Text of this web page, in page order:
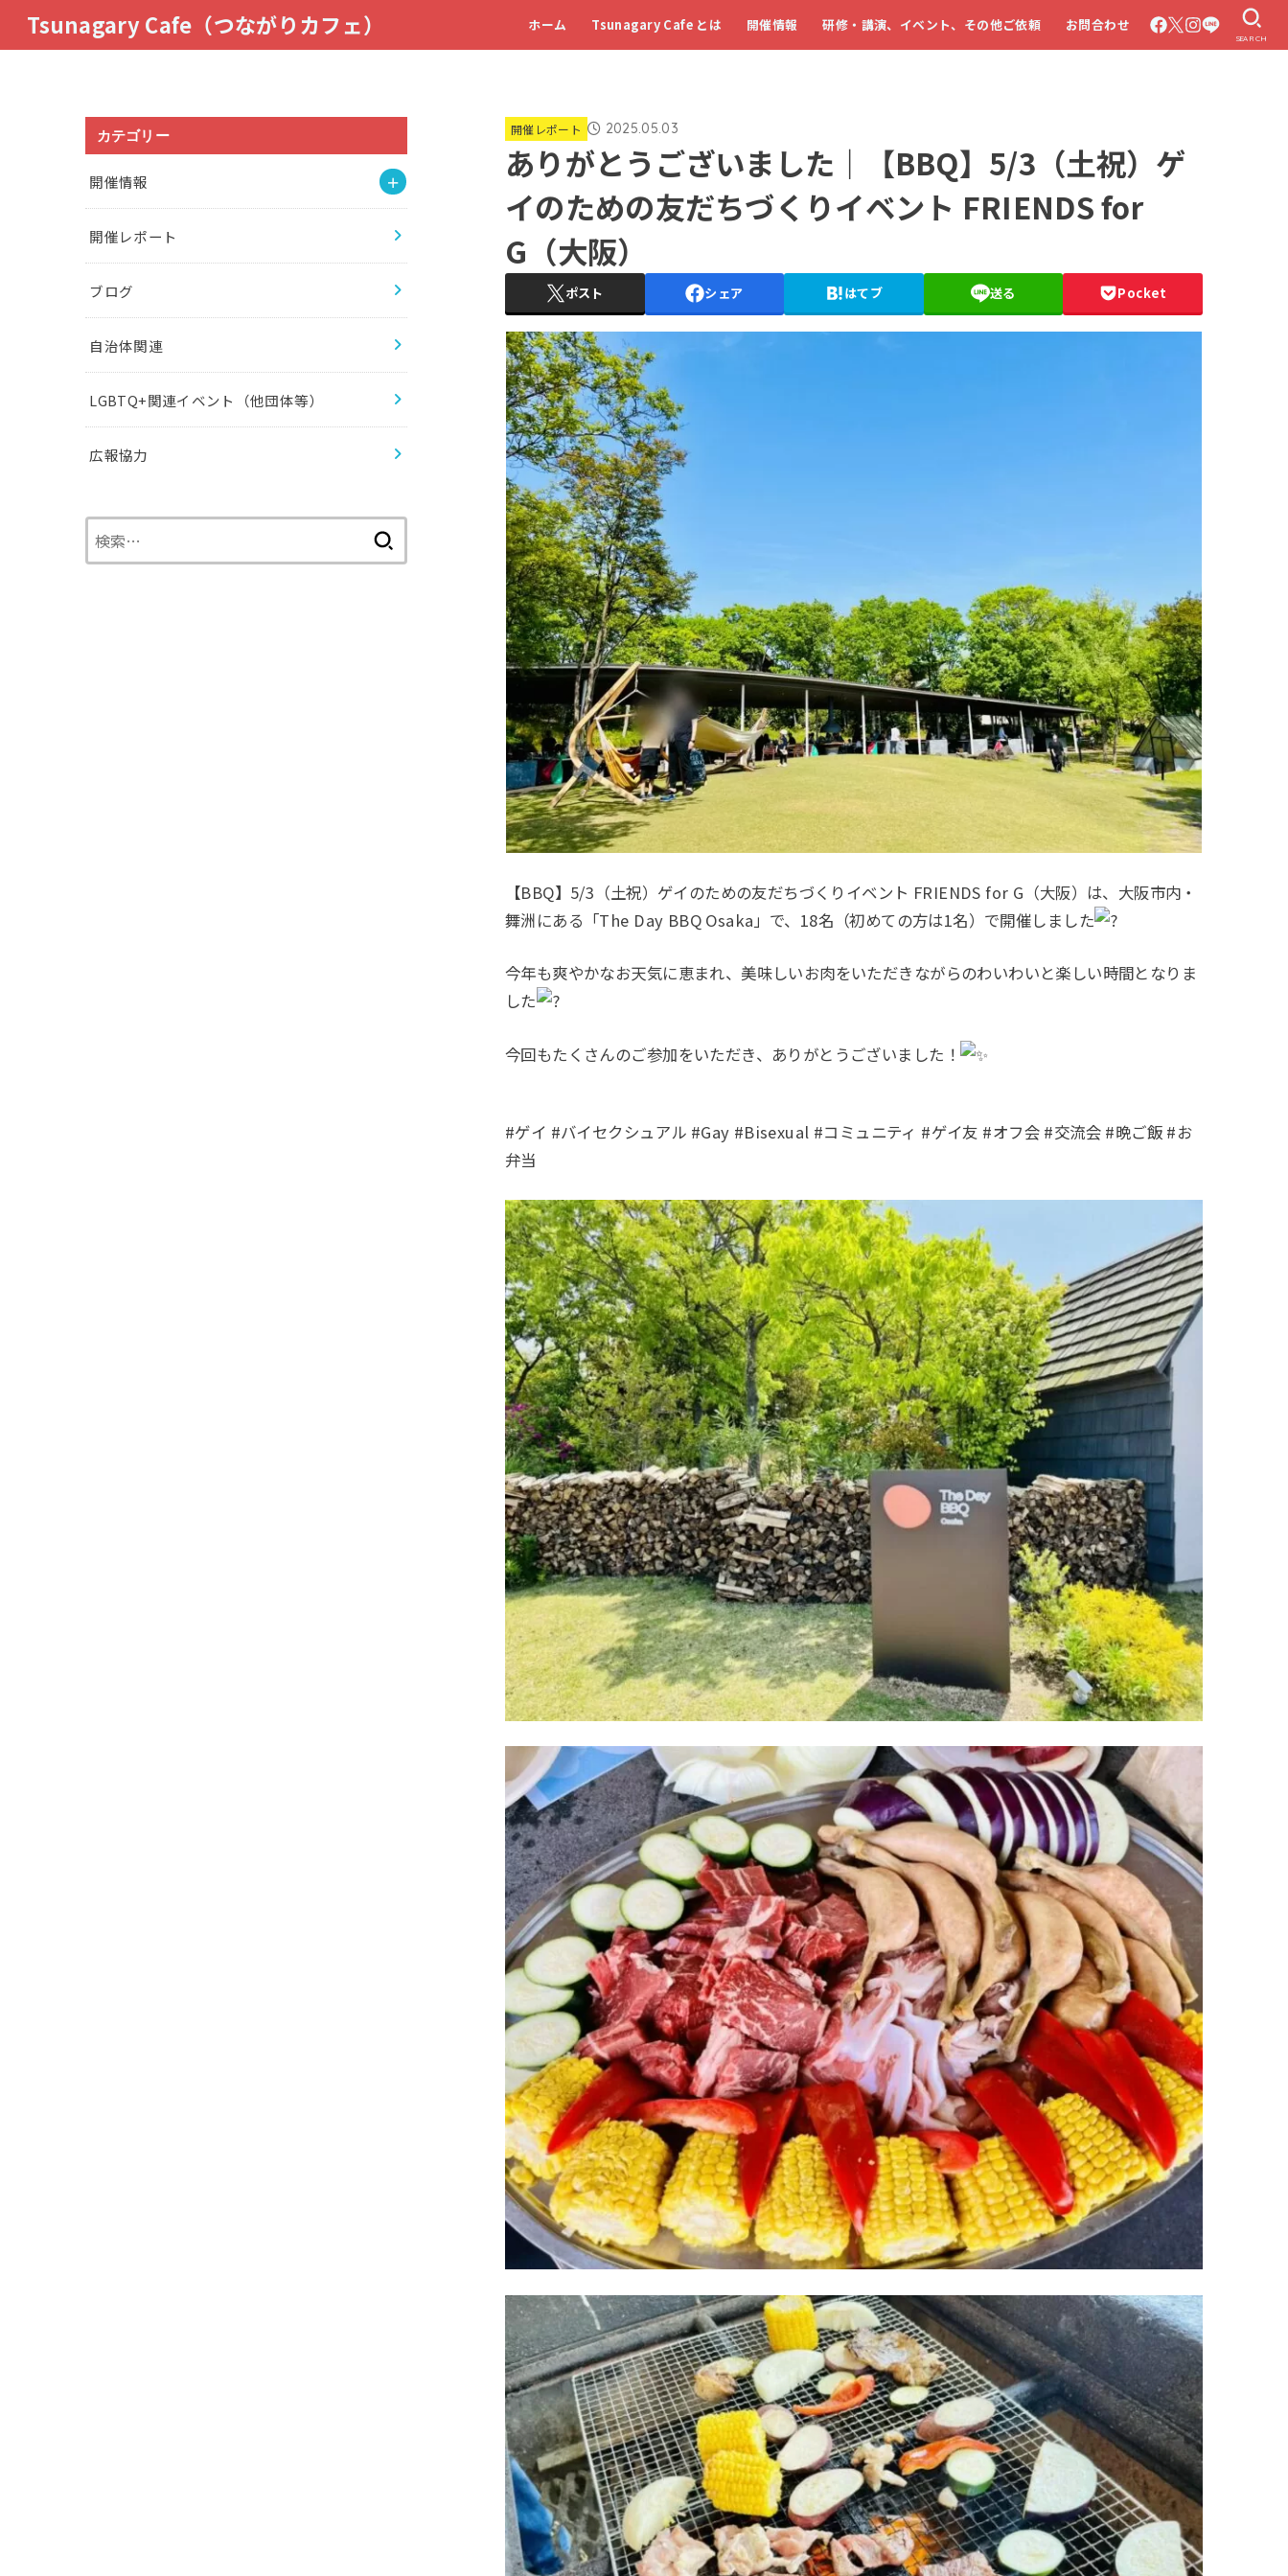
Tsunagary Cafe（つながりカフェ） ホーム Tsunagary Cafe とは 開催情報 研修・講演、イベント、その他ご依頼 お問合わせ
SEARCH
開催レポート 2025.05.03
ありがとうございました｜【BBQ】5/3（土祝）ゲ
イのための友だちづくりイベント FRIENDS for
G（大阪）
ポスト シェア はてブ 送る Pocket
【BBQ】5/3（土祝）ゲイのための友だちづくりイベント FRIENDS for G（大阪）は、大阪市内・
舞洲にある「The Day BBQ Osaka」で、18名（初めての方は1名）で開催しました
今年も爽やかなお天気に恵まれ、美味しいお肉をいただきながらのわいわいと楽しい時間となりま
した
今回もたくさんのご参加をいただき、ありがとうございました！
#ゲイ #バイセクシュアル #Gay #Bisexual #コミュニティ #ゲイ友 #オフ会 #交流会 #晩ご飯 #お
弁当
カテゴリー
開催情報
開催レポート
ブログ
自治体関連
LGBTQ+関連イベント（他団体等）
広報協力